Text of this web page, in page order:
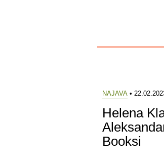
NAJAVA•
Helena
Booksi